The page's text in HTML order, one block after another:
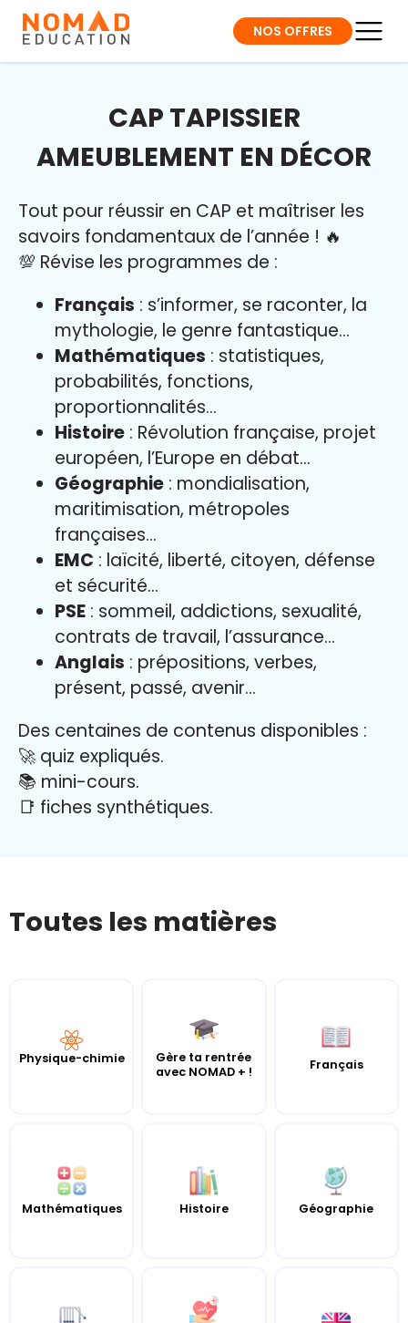
NOS OFFRES
CAP TAPISSIER
AMEUBLEMENT EN DÉCOR
Tout pour réussir en CAP et maîtriser les
savoirs fondamentaux de l’année ! 🔥
💯 Révise les programmes de :
Français : s’informer, se raconter, la
mythologie, le genre fantastique…
Mathématiques : statistiques,
probabilités, fonctions,
proportionnalités…
Histoire : Révolution française, projet
européen, l’Europe en débat…
Géographie : mondialisation,
maritimisation, métropoles
françaises…
EMC : laïcité, liberté, citoyen, défense
et sécurité…
PSE : sommeil, addictions, sexualité,
contrats de travail, l’assurance…
Anglais : prépositions, verbes,
présent, passé, avenir…
Des centaines de contenus disponibles :
🚀 quiz expliqués.
📚 mini-cours.
📑 fiches synthétiques.
Toutes les matières
Physique-chimie
Gère ta rentrée
avec NOMAD + !
Français
Mathématiques Histoire Géographie